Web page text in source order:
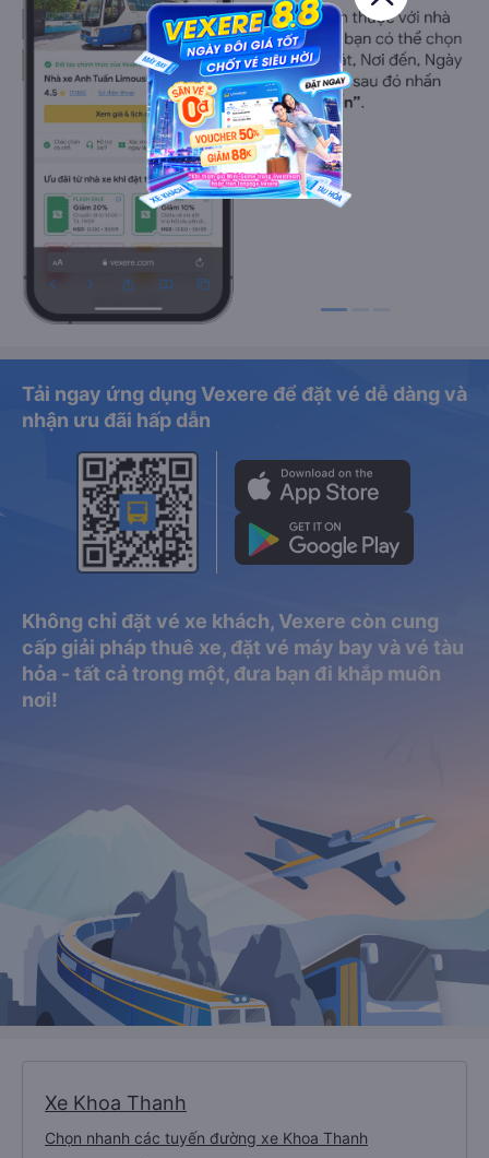
Tải ngay ứng dụng Vexere để đặt vé dễ dàng và
nhận ưu đãi hấp dẫn
Không chỉ đặt vé xe khách, Vexere còn cung
cấp giải pháp thuê xe, đặt vé máy bay và vé tàu
hỏa - tất cả trong một, đưa bạn đi khắp muôn
nơi!
Xe Khoa Thanh
Chọn nhanh các tuyến đường xe Khoa Thanh